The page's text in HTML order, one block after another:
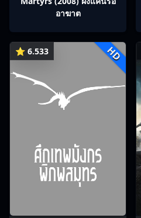
อาฆาต
⭐ 6.533 HD